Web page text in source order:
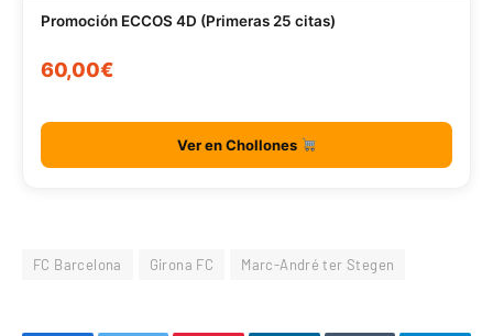
Promoción ECCOS 4D (Primeras 25 citas)
60,00€
Ver en Chollones
FC Barcelona Girona FC Marc-André ter Stegen